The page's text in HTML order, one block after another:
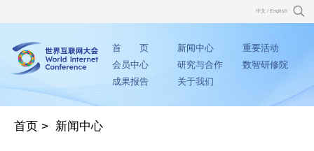
中文 / English
首 页 新闻中心
重要活动
会员中心
研究与合作
数智研修院
成果报告
关于我们
首页 > 新闻中心